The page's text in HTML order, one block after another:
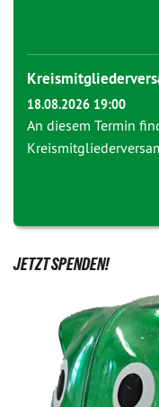
18.08.2026 19:00
An diesem Termin
JETZT SPENDEN!